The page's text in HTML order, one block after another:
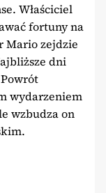
Właściciel
fortuny na
Mario zejdzie
dni
wydarzeniem
wzbudza on